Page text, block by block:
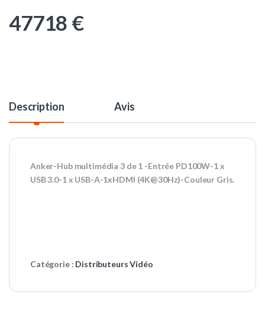
47718 €
Description Avis
Anker-Hub multimédia 3 de 1 -Entrée PD100W-1 x
USB 3.0-1 x USB-A-1xHDMI (4K@30Hz)-Couleur Gris.
Catégorie : Distributeurs Vidéo